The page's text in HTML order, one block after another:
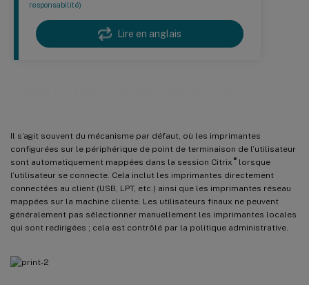
responsabilité)
Lire en anglais
Il s’agit souvent du mécanisme par défaut, où les imprimantes
configurées sur le périphérique de point de terminaison de l’utilisateur
sont automatiquement mappées dans la session Citrix ®lorsque
l’utilisateur se connecte. Cela inclut les imprimantes directement
connectées au client (USB, LPT, etc.) ainsi que les imprimantes réseau
mappées sur la machine cliente. Les utilisateurs finaux ne peuvent
généralement pas sélectionner manuellement les imprimantes locales
qui sont redirigées ; cela est contrôlé par la politique administrative.